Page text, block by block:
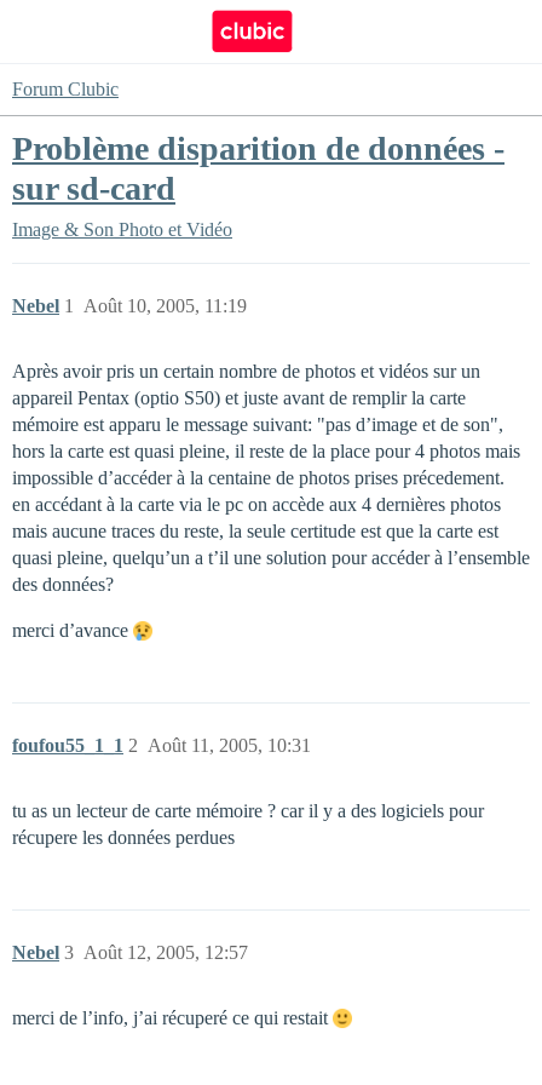
Forum Clubic
Problème disparition de données -
sur sd-card
Image & Son Photo et Vidéo
Nebel Août 10, 2005, 11:19
1
Après avoir pris un certain nombre de photos et vidéos sur un
appareil Pentax (optio S50) et juste avant de remplir la carte
mémoire est apparu le message suivant: "pas d’image et de son",
hors la carte est quasi pleine, il reste de la place pour 4 photos mais
impossible d’accéder à la centaine de photos prises précedement.
en accédant à la carte via le pc on accède aux 4 dernières photos
mais aucune traces du reste, la seule certitude est que la carte est
quasi pleine, quelqu’un a t’il une solution pour accéder à l’ensemble
des données?
merci d’avance
foufou55_1_1 Août 11, 2005, 10:31
2
tu as un lecteur de carte mémoire ? car il y a des logiciels pour
récupere les données perdues
Nebel Août 12, 2005, 12:57
3
merci de l’info, j’ai récuperé ce qui restait